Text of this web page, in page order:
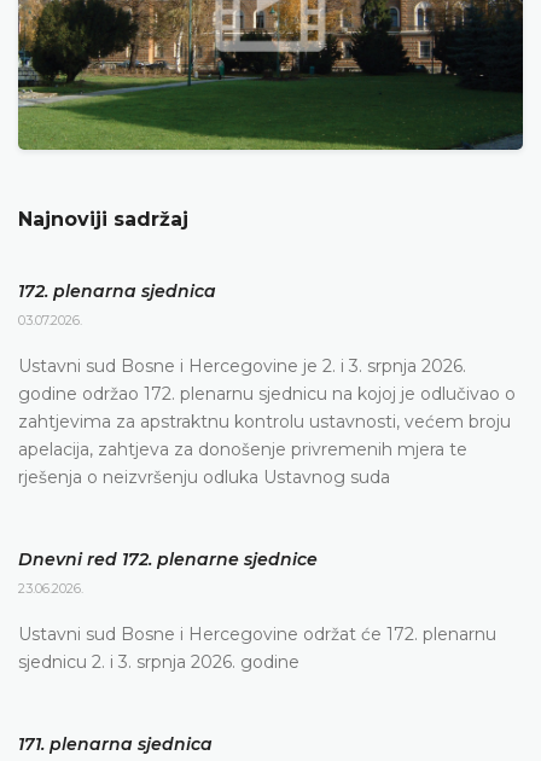
Najnoviji sadržaj
172. plenarna sjednica
03.07.2026.
Ustavni sud Bosne i Hercegovine je 2. i 3. srpnja 2026.
godine održao 172. plenarnu sjednicu na kojoj je odlučivao o
zahtjevima za apstraktnu kontrolu ustavnosti, većem broju
apelacija, zahtjeva za donošenje privremenih mjera te
rješenja o neizvršenju odluka Ustavnog suda
Dnevni red 172. plenarne sjednice
23.06.2026.
Ustavni sud Bosne i Hercegovine održat će 172. plenarnu
sjednicu 2. i 3. srpnja 2026. godine
171. plenarna sjednica